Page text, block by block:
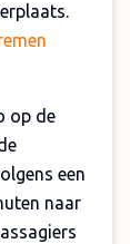
op de
een
naar